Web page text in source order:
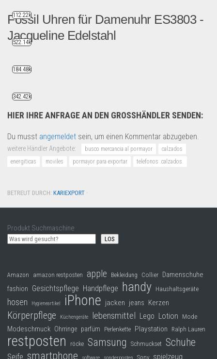
Fossil Uhren für Damenuhr ES3803 -
Jacqueline Edelstahl
Uhren & Schmuck
HIER IHRE ANFRAGE AN DEN GROSSHÄNDLER SENDEN:
Du musst angemeldet sein, um einen Kommentar abzugeben.
weitere Händler Angebote: busco mercancia al pormayor
calzados
energiticas
moviles pormayor para exportar telefonos .calzados.
BETREUT DURCH: KARIEXPORT ·
Produkt Suchmaschine
LOS
Amazon amazon restposten apple Bekleidung Collier Damenschuhe
fashion Gesichtspflege Handpflege handy Haushaltsgeräte
hosen Hygieneartikel iPhone jacken jeans Kerzen
Körperpflege Küchengeräte lebensmittel Lego Lotion Mode
Modeschmuck Ohrringe parfüm Perlenkette Playstation Ralph Lauren
restposten röcke Samsung Schmuckset Schuhe
Seife smartphone Sony spielzeug
112.22k
522.14k
184.48k
342.42k